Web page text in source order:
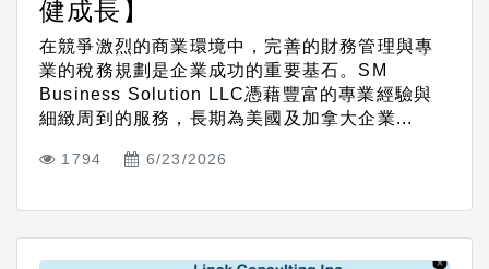
健成長】
在競爭激烈的商業環境中，完善的財務管理與專
業的稅務規劃是企業成功的重要基石。SM
Business Solution LLC憑藉豐富的專業經驗與
細緻周到的服務，長期為美國及加拿大企業...
1794 6/23/2026